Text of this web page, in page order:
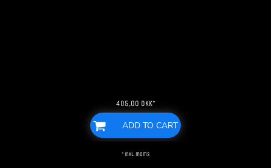
405,00 DKK*
ADD TO CART
* inkl. moms